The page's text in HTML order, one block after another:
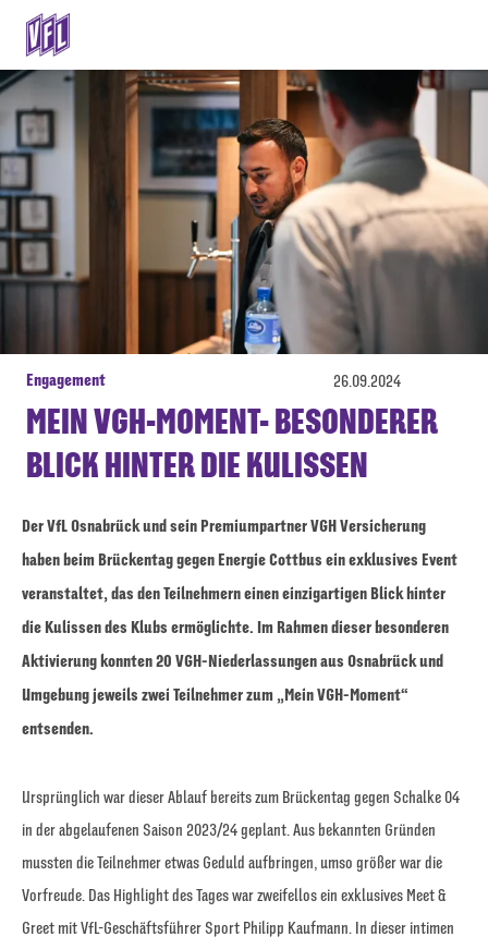
Engagement 26.09.2024
MEIN VGH-MOMENT- BESONDERER
BLICK HINTER DIE KULISSEN
Der VfL Osnabrück und sein Premiumpartner VGH Versicherung
haben beim Brückentag gegen Energie Cottbus ein exklusives Event
veranstaltet, das den Teilnehmern einen einzigartigen Blick hinter
die Kulissen des Klubs ermöglichte. Im Rahmen dieser besonderen
Aktivierung konnten 20 VGH-Niederlassungen aus Osnabrück und
Umgebung jeweils zwei Teilnehmer zum „Mein VGH-Moment“
entsenden.
Ursprünglich war dieser Ablauf bereits zum Brückentag gegen Schalke 04
in der abgelaufenen Saison 2023/24 geplant. Aus bekannten Gründen
mussten die Teilnehmer etwas Geduld aufbringen, umso größer war die
Vorfreude. Das Highlight des Tages war zweifellos ein exklusives Meet &
Greet mit VfL-Geschäftsführer Sport Philipp Kaufmann. In dieser intimen